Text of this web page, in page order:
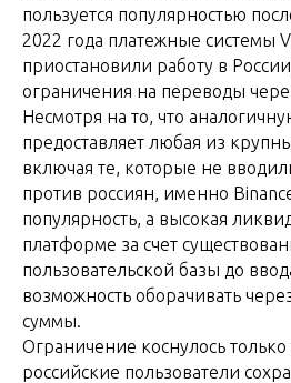
пользуется популярностью
2022 года платежные системы
приостановили работу в
ограничения на переводы
Несмотря на то, что
предоставляет любая из
включая те, которые не
против россиян, именно
популярность, а высокая
платформе за счет
пользовательской базы до
возможность оборачивать
суммы.
Ограничение коснулось
российские пользователи